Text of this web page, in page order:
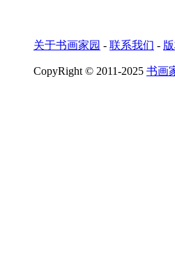
关于书画家园 - 联系我们 -
CopyRight © 2011-2025 书画